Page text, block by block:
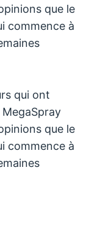
que le
commence à
qui ont
que le
commence à